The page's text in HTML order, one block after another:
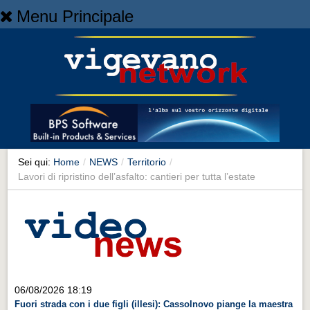
Menu Principale
NEWS
Cronaca
Cronaca
Artes et Artificia
Sport
Territorio
Sei qui: Home / NEWS / Territorio /
Lavori di ripristino dell’asfalto: cantieri per tutta l’estate
06/08/2026 18:19
Fuori strada con i due figli (illesi): Cassolnovo piange la maestra